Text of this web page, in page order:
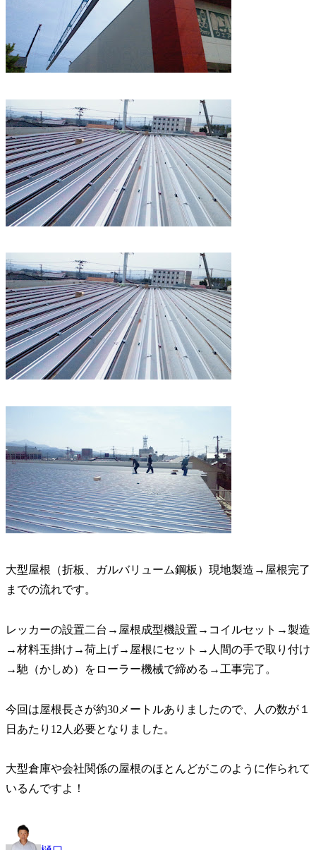
大型屋根（折板、ガルバリューム鋼板）現地製造→屋根完了
までの流れです。
レッカーの設置二台→屋根成型機設置→コイルセット→製造
→材料玉掛け→荷上げ→屋根にセット→人間の手で取り付け
→馳（かしめ）をローラー機械で締める→工事完了。
今回は屋根長さが約30メートルありましたので、人の数が１
日あたり12人必要となりました。
大型倉庫や会社関係の屋根のほとんどがこのように作られて
いるんですよ！